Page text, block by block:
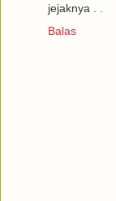
jejaknya . .
Balas